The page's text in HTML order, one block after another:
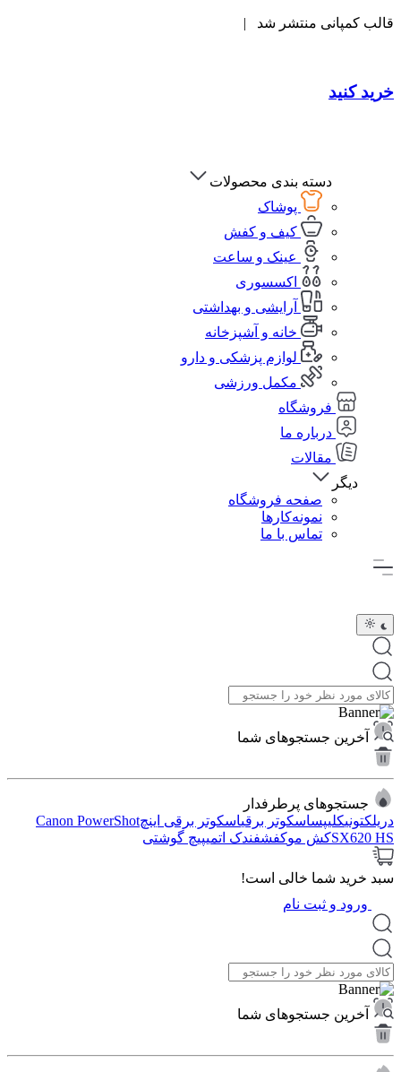
قالب کمپانی منتشر شد |
خرید کنید
دسته بندی محصولات
پوشاک
کیف و کفش
عینک و ساعت
اکسسوری
آرایشی و بهداشتی
خانه و آشپزخانه
لوازم پزشکی و دارو
مکمل ورزشی
فروشگاه
درباره ما
مقالات
دیگر
صفحه فروشگاه
نمونه‌کارها
تماس با ما
آخرین جستجوهای شما
جستجوهای پرطرفدار
دریلکتونیکلیپساسکوتر برقیاسکوتر برقی اینچCanon PowerShot
SX620 HSکش موکفشفندک اتمیپیچ گوشتی
سبد خرید شما خالی است!
ورود و ثبت نام
آخرین جستجوهای شما